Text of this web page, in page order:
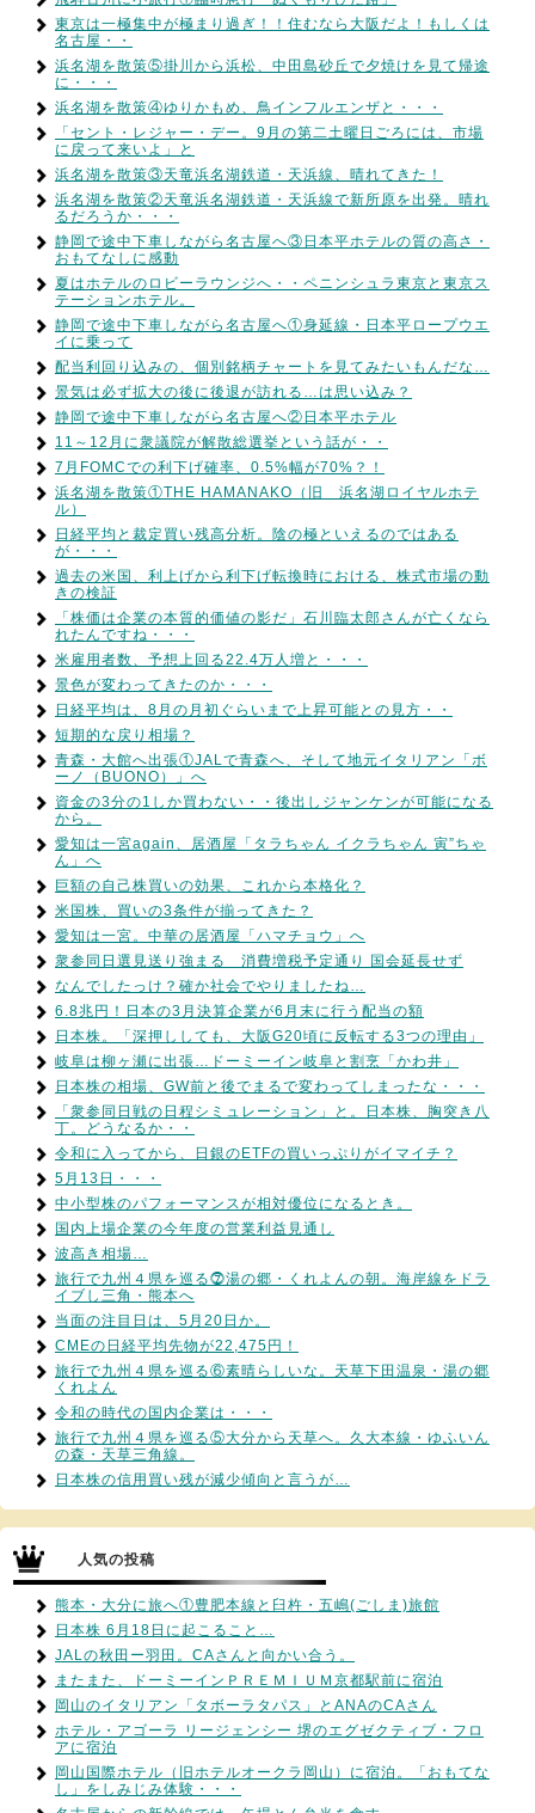
東京は一極集中が極まり過ぎ！！住むなら大阪だよ！もしくは
名古屋・・
浜名湖を散策⑤掛川から浜松、中田島砂丘で夕焼けを見て帰途
に・・・
浜名湖を散策④ゆりかもめ、鳥インフルエンザと・・・
「セント・レジャー・デー。9月の第二土曜日ごろには、市場
に戻って来いよ」と
浜名湖を散策③天竜浜名湖鉄道・天浜線、晴れてきた！
浜名湖を散策②天竜浜名湖鉄道・天浜線で新所原を出発。晴れ
るだろうか・・・
静岡で途中下車しながら名古屋へ③日本平ホテルの質の高さ・
おもてなしに感動
夏はホテルのロビーラウンジへ・・ペニンシュラ東京と東京ス
テーションホテル。
静岡で途中下車しながら名古屋へ①身延線・日本平ロープウエ
イに乗って
配当利回り込みの、個別銘柄チャートを見てみたいもんだな…
景気は必ず拡大の後に後退が訪れる…は思い込み？
静岡で途中下車しながら名古屋へ②日本平ホテル
11～12月に衆議院が解散総選挙という話が・・
7月FOMCでの利下げ確率、0.5%幅が70%？！
浜名湖を散策①THE HAMANAKO（旧 浜名湖ロイヤルホテ
ル）
日経平均と裁定買い残高分析。陰の極といえるのではある
が・・・
過去の米国、利上げから利下げ転換時における、株式市場の動
きの検証
「株価は企業の本質的価値の影だ」石川臨太郎さんが亡くなら
れたんですね・・・
米雇用者数、予想上回る22.4万人増と・・・
景色が変わってきたのか・・・
日経平均は、8月の月初ぐらいまで上昇可能との見方・・
短期的な戻り相場？
青森・大館へ出張①JALで青森へ、そして地元イタリアン「ボ
ーノ（BUONO）」へ
資金の3分の1しか買わない・・後出しジャンケンが可能になる
から。
愛知は一宮again、居酒屋「タラちゃん イクラちゃん 寅”ちゃ
ん」へ
巨額の自己株買いの効果、これから本格化？
米国株、買いの3条件が揃ってきた？
愛知は一宮。中華の居酒屋「ハマチョウ」へ
衆参同日選見送り強まる 消費増税予定通り 国会延長せず
なんでしたっけ？確か社会でやりましたね…
6.8兆円！日本の3月決算企業が6月末に行う配当の額
日本株。「深押ししても、大阪G20頃に反転する3つの理由」
岐阜は柳ヶ瀬に出張…ドーミーイン岐阜と割烹「かわ井」
日本株の相場、GW前と後でまるで変わってしまったな・・・
「衆参同日戦の日程シミュレーション」と。日本株、胸突き八
丁。どうなるか・・
令和に入ってから、日銀のETFの買いっぷりがイマイチ？
5月13日・・・
中小型株のパフォーマンスが相対優位になるとき。
国内上場企業の今年度の営業利益見通し
波高き相場…
旅行で九州４県を巡る⓻湯の郷・くれよんの朝。海岸線をドラ
イブし三角・熊本へ
当面の注目日は、5月20日か。
CMEの日経平均先物が22,475円！
旅行で九州４県を巡る⑥素晴らしいな。天草下田温泉・湯の郷
くれよん
令和の時代の国内企業は・・・
旅行で九州４県を巡る⑤大分から天草へ。久大本線・ゆふいん
の森・天草三角線。
日本株の信用買い残が減少傾向と言うが…
人気の投稿
熊本・大分に旅へ①豊肥本線と臼杵・五嶋(ごしま)旅館
日本株 6月18日に起こること…
JALの秋田ー羽田。CAさんと向かい合う。
またまた、ドーミーインＰＲＥＭＩＵＭ京都駅前に宿泊
岡山のイタリアン「タボーラタパス」とANAのCAさん
ホテル・アゴーラ リージェンシー 堺のエグゼクティブ・フロ
アに宿泊
岡山国際ホテル（旧ホテルオークラ岡山）に宿泊。「おもてな
し」をしみじみ体験・・・